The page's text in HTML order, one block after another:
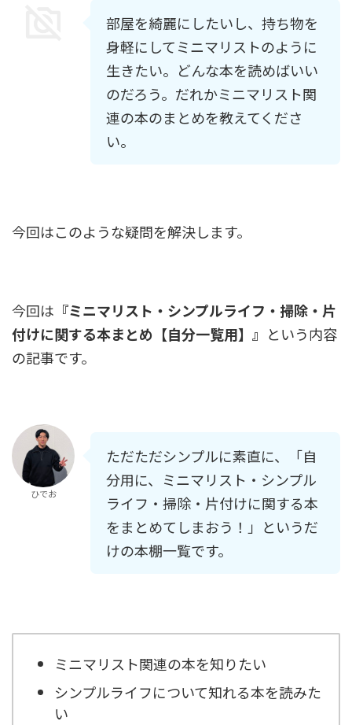
部屋を綺麗にしたいし、持ち物を
身軽にしてミニマリストのように
生きたい。どんな本を読めばいい
のだろう。だれかミニマリスト関
連の本のまとめを教えてくださ
い。
今回はこのような疑問を解決します。
今回は 『ミニマリスト・シンプルライフ・掃除・片
付けに関する本まとめ【自分一覧用】』 という内容
の記事です。
ひでお
ただただシンプルに素直に、「自
分用に、ミニマリスト・シンプル
ライフ・掃除・片付けに関する本
をまとめてしまおう！」というだ
けの本棚一覧です。
ミニマリスト関連の本を知りたい
シンプルライフについて知れる本を読みた
い